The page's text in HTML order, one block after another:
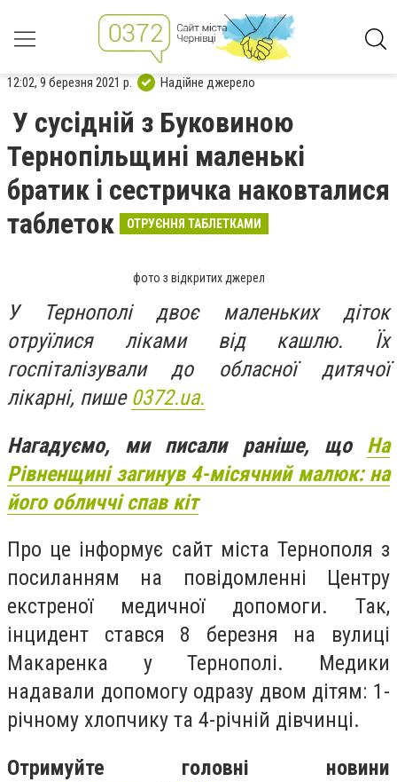
12:02, 9 березня 2021 р. Надійне джерело
У сусідній з Буковиною
Тернопільщині маленькі
братик і сестричка наковталися
таблеток
ОТРУЄННЯ ТАБЛЕТКАМИ
фото з відкритих джерел
У Тернополі двоє маленьких діток
отруїлися ліками від кашлю. Їх
госпіталізували до обласної дитячої
лікарні, пише 0372.ua.
Нагадуємо, ми писали раніше, що На
Рівненщині загинув 4-місячний малюк: на
його обличчі спав кіт
Про це інформує сайт міста Тернополя з
посиланням на повідомленні Центру
екстреної медичної допомоги. Так,
інцидент стався 8 березня на вулиці
Макаренка у Тернополі. Медики
надавали допомогу одразу двом дітям: 1-
річному хлопчику та 4-річній дівчинці.
Отримуйте головні новини